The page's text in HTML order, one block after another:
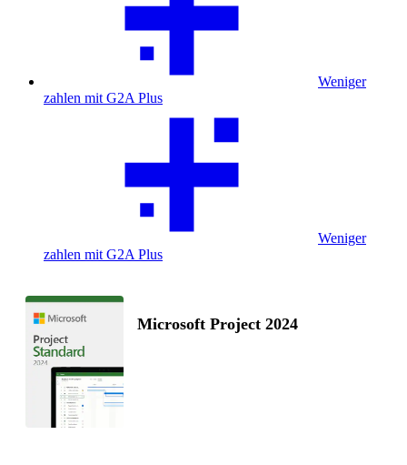
Weniger
zahlen mit G2A Plus
Weniger
zahlen mit G2A Plus
Microsoft Project 2024